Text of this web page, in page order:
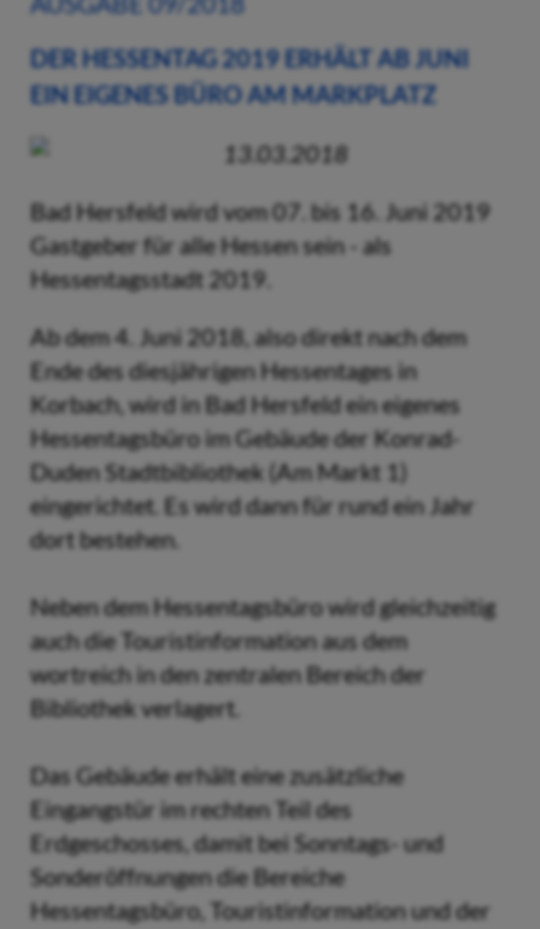
DER HESSENTAG 2019 ERHÄLT AB JUNI
EIN EIGENES BÜRO AM MARKPLATZ
13.03.2018
Bad Hersfeld wird vom 07. bis 16. Juni 2019
Gastgeber für alle Hessen sein - als
Hessentagsstadt 2019.
Ab dem 4. Juni 2018, also direkt nach dem
Ende des diesjährigen Hessentages in
Korbach, wird in Bad Hersfeld ein eigenes
Hessentagsbüro im Gebäude der Konrad-
Duden Stadtbibliothek (Am Markt 1)
eingerichtet. Es wird dann für rund ein Jahr
dort bestehen.
Neben dem Hessentagsbüro wird gleichzeitig
auch die Touristinformation aus dem
wortreich in den zentralen Bereich der
Bibliothek verlagert.
Das Gebäude erhält eine zusätzliche
Eingangstür im rechten Teil des
Erdgeschosses, damit bei Sonntags- und
Sonderöffnungen die Bereiche
Hessentagsbüro, Touristinformation und der